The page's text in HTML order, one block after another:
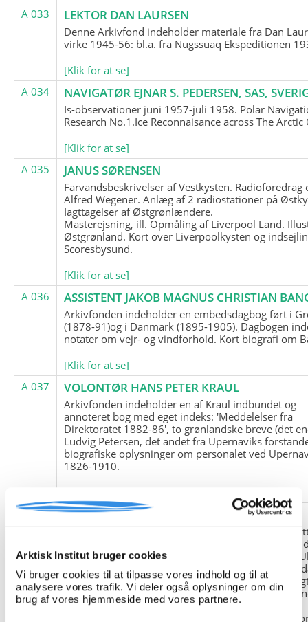
Arktisk Institut bruger cookies
Vi bruger cookies til at tilpasse vores indhold og til at
analysere vores trafik. Vi deler også oplysninger om din
brug af vores hjemmeside med vores partnere.
A 033
LEKTOR DAN LAURSEN
Denne Arkivfond indeholder materiale fra Dan
virke 1945-56: bl.a. fra Nugssuaq Ekspeditionen
[Klik for at se]
A 034
NAVIGATØR EJNAR S. PEDERSEN, SAS,
Is-observationer juni 1957-juli 1958. Polar
Research No.1.Ice Reconnaisance across The Arctic
[Klik for at se]
A 035
JANUS SØRENSEN
Farvandsbeskrivelser af Vestkysten. Radioforedrag
Alfred Wegener. Anlæg af 2 radiostationer på
Iagttagelser af Østgrønlændere.
Masterejsning, ill. Opmåling af Liverpool Land.
Østgrønland. Kort over Liverpoolkysten og
Scoresbysund.
[Klik for at se]
A 036
ASSISTENT JAKOB MAGNUS CHRISTIAN
Arkivfonden indeholder en embedsdagbog ført i
(1878-91)og i Danmark (1895-1905). Dagbogen
notater om vejr- og vindforhold. Kort biografi om
[Klik for at se]
A 037
VOLONTØR HANS PETER KRAUL
Arkivfonden indeholder en af Kraul indbundet og
annoteret bog med eget indeks: 'Meddelelser fra
Direktoratet 1882-86', to grønlandske breve (det
Ludvig Petersen, det andet fra Upernaviks
biografiske oplysninger om personalet ved
1826-1910.
A 038
FRIEDRICH LITTMANN
Denne arkivfond indeholder en kopi af Friedrich
upublicerede erindringer. Originalen befinder sig i
tyske historiker Franz Selingers privatarkiv i byen
Tyskland. Friedrich Littmann var en af de tyske
der var med i vejrstationen "Holzauge" i Hansa
Nordøstgrønland under Anden Verdenskrig.
"Holzauge" blev opdaget af Nordøstgrønlands
Slædepatrulje med Eli Knudsen som medlem og